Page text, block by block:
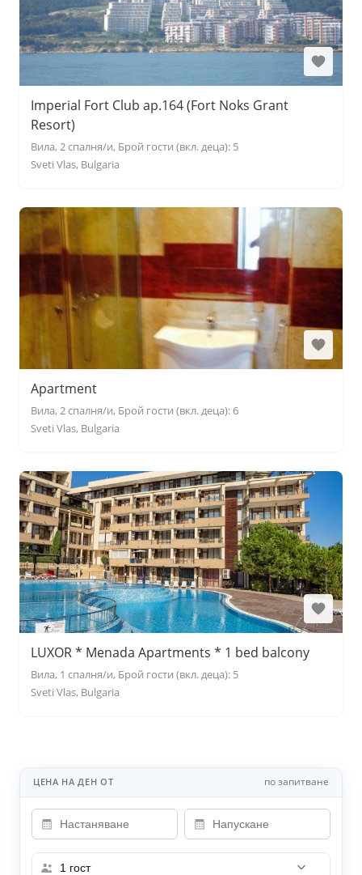
Imperial Fort Club ap.164 (Fort Noks Grant
Resort)
Вила, 2 спалня/и, Брой гости (вкл. деца): 5
Sveti Vlas, Bulgaria
Apartment
Вила, 2 спалня/и, Брой гости (вкл. деца): 6
Sveti Vlas, Bulgaria
LUXOR * Menada Apartments * 1 bed balcony
Вила, 1 спалня/и, Брой гости (вкл. деца): 5
Sveti Vlas, Bulgaria
ЦЕНА НА ДЕН ОТ по запитване
1 гост